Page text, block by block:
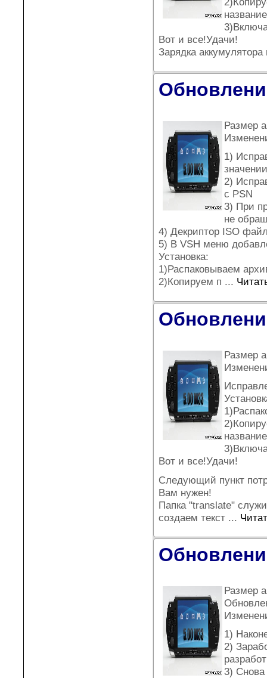
Вот и все!Удачи!
Зарядка
Размер
1)
2)
с PSN
3) При
не
4) Декриптор ISO
5) В VSH меню
Установка:
1)Распаковываем
2)Копируем п ...
Размер
Вот и все!Удачи!
Следующий пункт
Вам нужен!
Папка "translate"
создаем текст ...
Размер
1)
2)
3) Снова